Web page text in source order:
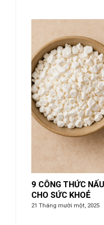
9 CÔNG THỨC
CHO SỨC KHOẺ
21 Tháng mười một, 2025